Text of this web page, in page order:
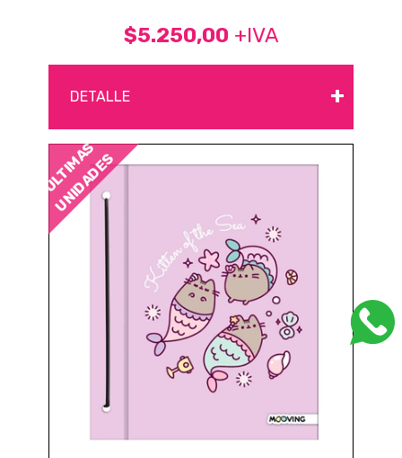
$5.250,00 +IVA
DETALLE +
ÚLTIMAS
UNIDADES